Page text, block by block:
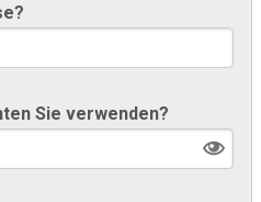
Sie verwenden?